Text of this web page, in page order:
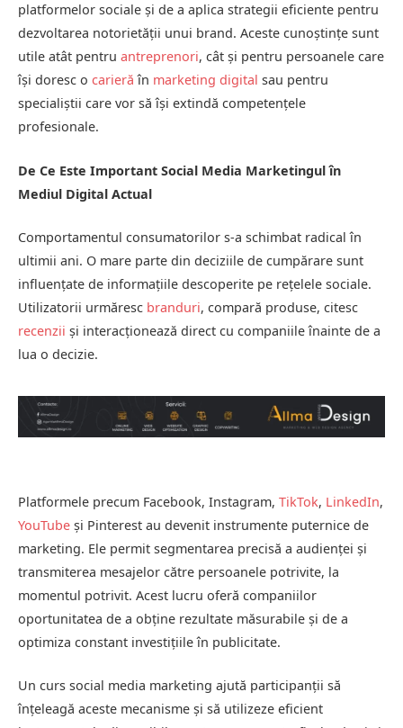
platformelor sociale și de a aplica strategii eficiente pentru
dezvoltarea notorietății unui brand. Aceste cunoștințe sunt
utile atât pentru antreprenori, cât și pentru persoanele care
își doresc o carieră în marketing digital sau pentru
specialiștii care vor să își extindă competențele
profesionale.
De Ce Este Important Social Media Marketingul în
Mediul Digital Actual
Comportamentul consumatorilor s-a schimbat radical în
ultimii ani. O mare parte din deciziile de cumpărare sunt
influențate de informațiile descoperite pe rețelele sociale.
Utilizatorii urmăresc branduri, compară produse, citesc
recenzii și interacționează direct cu companiile înainte de a
lua o decizie.
Platformele precum Facebook, Instagram, TikTok, LinkedIn,
YouTube și Pinterest au devenit instrumente puternice de
marketing. Ele permit segmentarea precisă a audienței și
transmiterea mesajelor către persoanele potrivite, la
momentul potrivit. Acest lucru oferă companiilor
oportunitatea de a obține rezultate măsurabile și de a
optimiza constant investițiile în publicitate.
Un curs social media marketing ajută participanții să
înțeleagă aceste mecanisme și să utilizeze eficient